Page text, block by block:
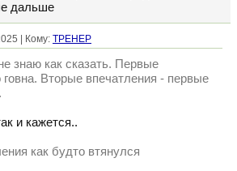
дальше
| Кому: TPEHEP
знаю как сказать. Первые
говна. Вторые впечатления - первые
и кажется..
как будто втянулся